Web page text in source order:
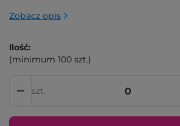
Zobacz opis
Ilość:
(minimum 100 szt.)
szt.